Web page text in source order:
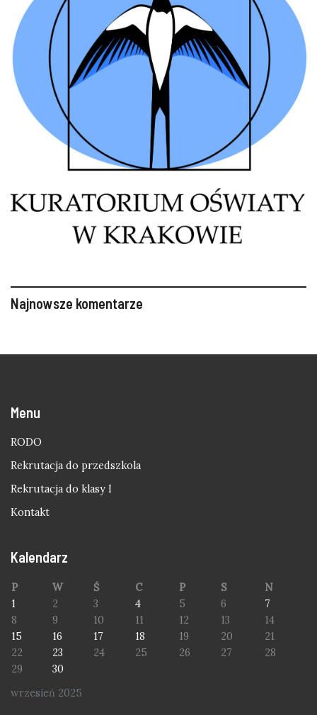
Najnowsze komentarze
Menu
RODO
Rekrutacja do przedszkola
Rekrutacja do klasy I
Kontakt
Kalendarz
wrzesień 2025
P W Ś C P S
N
1
2 3 4 5 6
7
8
9 10 11 12 13
14
15
16 17 18 19 20
21
22
23 24 25 26 27
28
29
30